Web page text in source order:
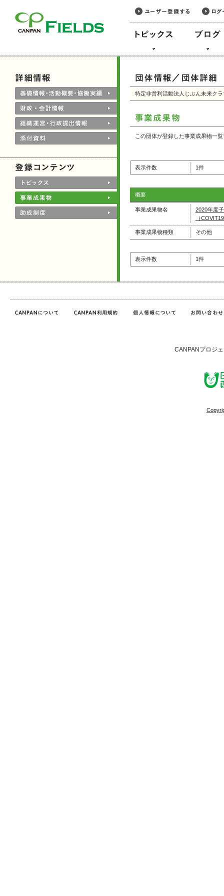
特定非営利活動法人じぶん未来クラ
この団体が登録した事業成果物一
表示件数 1件
概要
事業成果物名
2020年度
（
事業成果物種類 その他
表示件数 1件
CANPANプロジ